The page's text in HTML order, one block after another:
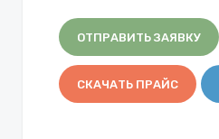
ОТПРАВИТЬ ЗАЯВКУ
СКАЧАТЬ ПРАЙС